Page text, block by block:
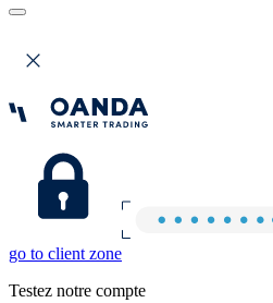
go to client zone
Testez notre compte